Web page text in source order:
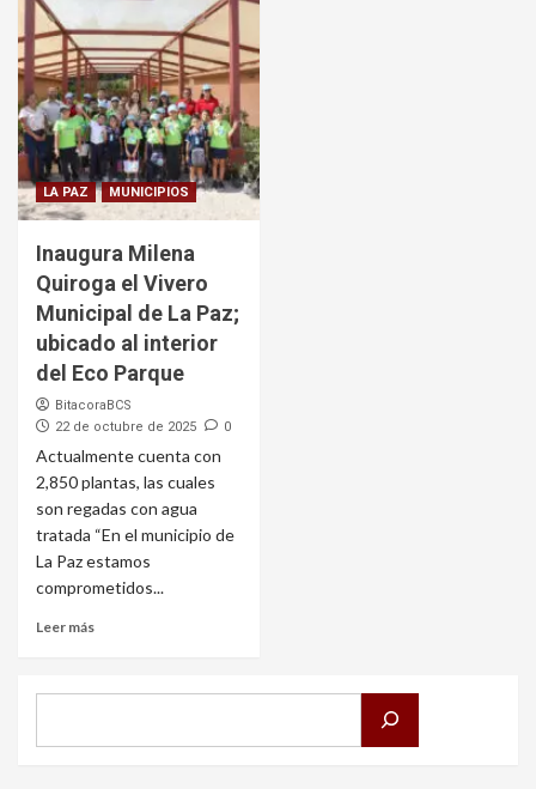
LA PAZ MUNICIPIOS
Inaugura Milena
Quiroga el Vivero
Municipal de La Paz;
ubicado al interior
del Eco Parque
BitacoraBCS
22 de octubre de 2025
0
Actualmente cuenta con
2,850 plantas, las cuales
son regadas con agua
tratada “En el municipio de
La Paz estamos
comprometidos...
Leer más